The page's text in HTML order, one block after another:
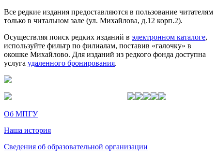
Все редкие издания предоставляются в пользование читателям
только в читальном зале (ул. Михайлова, д.12 корп.2).
Осуществляя поиск редких изданий в электронном каталоге,
используйте фильтр по филиалам, поставив «галочку» в
окошке Михайлово. Для изданий из редкого фонда доступна
услуга удаленного бронирования.
Об МПГУ
Наша история
Сведения об образовательной организации